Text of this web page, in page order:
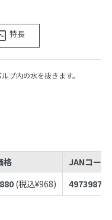
特長
ブ内の水を抜きます。
格
JANコー
(税込¥968)